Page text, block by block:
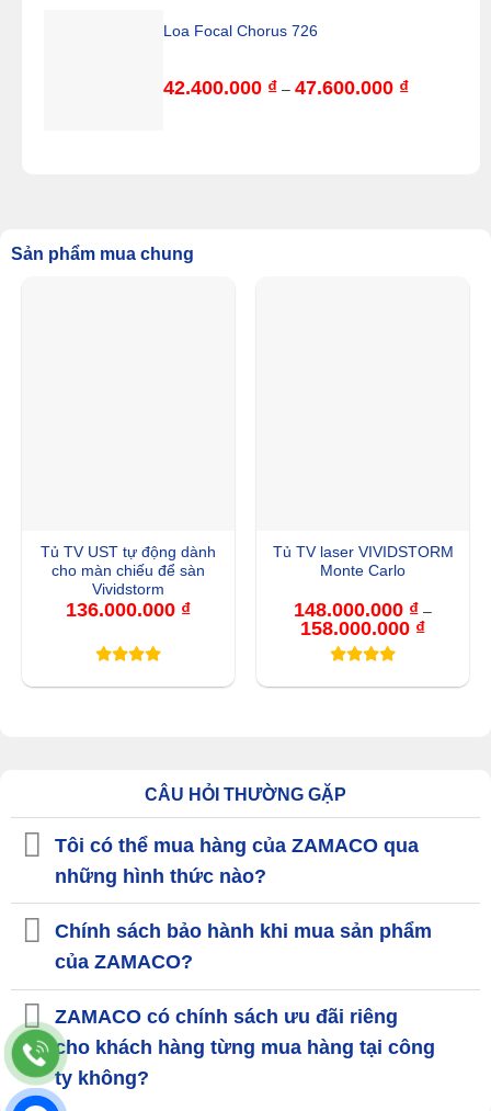
Loa Focal Chorus 726
42.400.000 ₫ – 47.600.000 ₫Khoảng
Sản phẩm mua chung
Tủ TV UST tự động dành
cho màn chiếu để sàn
Vividstorm
136.000.000 ₫
Tủ TV laser VIVIDSTORM
Monte Carlo
148.000.000 ₫ –
158.000.000 ₫Khoảng
CÂU HỎI THƯỜNG GẶP
Tôi có thể mua hàng của ZAMACO qua
những hình thức nào?
Chính sách bảo hành khi mua sản phẩm
của ZAMACO?
ZAMACO có chính sách ưu đãi riêng
cho khách hàng từng mua hàng tại công
ty không?